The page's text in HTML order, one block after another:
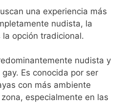
una experiencia más
nudista, la
opción tradicional.
nudista y
Es conocida por ser
con más ambiente
especialmente en las